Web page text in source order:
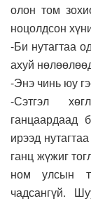
олон том
ноцолдсон
-Би нутагтаа
ахуй
-Энэ чинь юу
-Сэтгэл
ганцаардаад
ирээд
ганц жүжиг
ном улсын
чадсангүй.